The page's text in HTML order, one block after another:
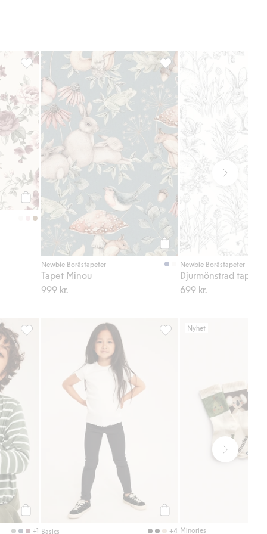
Non-woven
Tillverkade i Boråstapeters egen fabrik i textilstaden
Borås där hållbarhet står i fokus
Tapeterna är helt fria från farliga ämnen och därför
ett bra val med omtanke om våra små och världen
de växer upp i.
De flesta av tapeterna går även att köpa som prov i
A4-format.
Tonen på tapeten kan variera något om flera
beställningar sker vid olika tillfällen.
Artikelnummer
355669
FSC certified wood/paper
Köp
Blommig tapet, Lägg till i favoriter
Köp
Newbie Boråstapeter
Tapet Minou
999 kr.
Tapet Minou, Lägg till i
Newbie Boråstapeter
Djurmönstrad tapet
699 kr.
till i favoriter
Köp
+1
Randig långärmad t-shirt, Lägg till i favoriter
Basics +4
Nyhet
Minories